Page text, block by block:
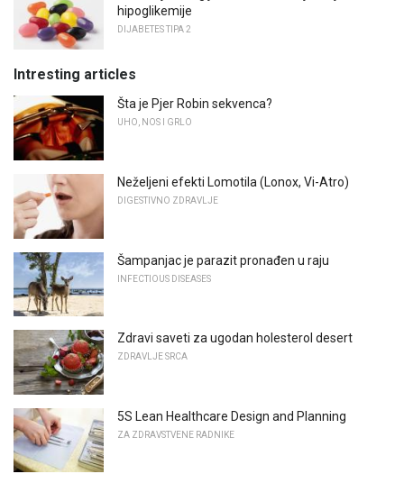
hipoglikemije
DIJABETES TIPA 2
Intresting articles
Šta je Pjer Robin sekvenca?
UHO, NOS I GRLO
Neželjeni efekti Lomotila (Lonox, Vi-Atro)
DIGESTIVNO ZDRAVLJE
Šampanjac je parazit pronađen u raju
INFECTIOUS DISEASES
Zdravi saveti za ugodan holesterol desert
ZDRAVLJE SRCA
5S Lean Healthcare Design and Planning
ZA ZDRAVSTVENE RADNIKE